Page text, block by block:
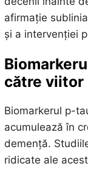
afirmație
și a intervenției
către viitor
Biomarkerul p-
acumulează în
demență.
ridicate ale